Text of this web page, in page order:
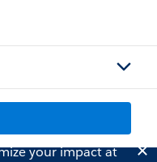
your impact at